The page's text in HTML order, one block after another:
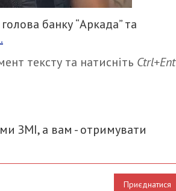
банку “Аркада” та
тексту та натисніть
ЗМІ, а вам - отримувати
Приєднатися